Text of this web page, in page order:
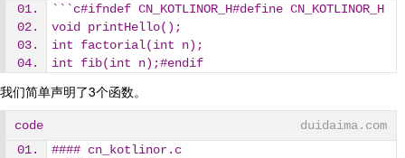
```c#ifndef CN_KOTLINOR_H#define CN_KOTLINOR_H
void printHello();
int factorial(int n);
int fib(int n);#endif
我们简单声明了3个函数。
code
duidaima.com
#### cn_kotlinor.c